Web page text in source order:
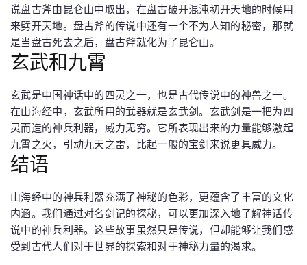
说盘古斧由昆仑山中取出，在盘古破开混沌初开天地的时候用
来劈开天地。盘古斧的传说中还有一个不为人知的秘密，那就
是当盘古死去之后，盘古斧就化为了昆仑山。
玄武和九霄
玄武是中国神话中的四灵之一，也是古代传说中的神兽之一。
在山海经中，玄武所用的武器就是玄武剑。玄武剑是一把为四
灵而造的神兵利器，威力无穷。它所表现出来的力量能够激起
九霄之火，引动九天之雷，比起一般的宝剑来说更具威力。
结语
山海经中的神兵利器充满了神秘的色彩，更蕴含了丰富的文化
内涵。我们通过对名剑记的探秘，可以更加深入地了解神话传
说中的神兵利器。这些故事虽然只是传说，但却能够让我们感
受到古代人们对于世界的探索和对于神秘力量的渴求。